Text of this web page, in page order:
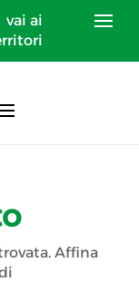
vai ai
Affina